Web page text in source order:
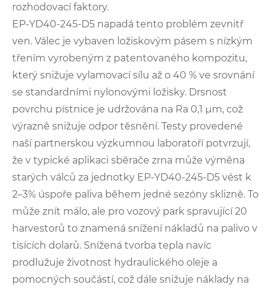
rozhodovací faktory.
EP-YD40-245-D5 napadá tento problém zevnitř
ven. Válec je vybaven ložiskovým pásem s nízkým
třením vyrobeným z patentovaného kompozitu,
který snižuje vylamovací sílu až o 40 % ve srovnání
se standardními nylonovými ložisky. Drsnost
povrchu pístnice je udržována na Ra 0,1 µm, což
výrazně snižuje odpor těsnění. Testy provedené
naší partnerskou výzkumnou laboratoří potvrzují,
že v typické aplikaci sběrače zrna může výměna
starých válců za jednotky EP-YD40-245-D5 vést k
2–3% úspoře paliva během jedné sezóny sklizně. To
může znít málo, ale pro vozový park spravující 20
harvestorů to znamená snížení nákladů na palivo v
tisících dolarů. Snížená tvorba tepla navíc
prodlužuje životnost hydraulického oleje a
pomocných součástí, což dále snižuje náklady na